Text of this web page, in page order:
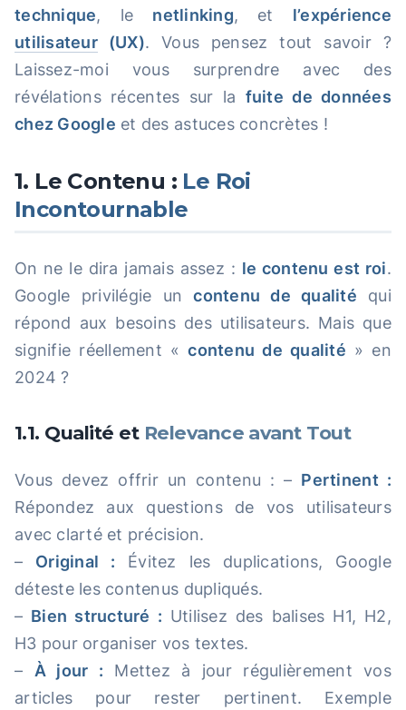
technique, le netlinking, et l’expérience
utilisateur(UX). Vous pensez tout savoir ?
Laissez-moi vous surprendre avec des
révélations récentes sur la fuite de données
chez Google et des astuces concrètes !
1. Le Contenu : Le Roi
Incontournable
On ne le dira jamais assez : le contenu est roi.
Google privilégie uncontenu de qualité qui
répond aux besoins des utilisateurs. Mais que
signifie réellement «contenu de qualité » en
2024 ?
1.1. Qualité et Relevance avant Tout
Vous devez offrir un contenu : – Pertinent :
Répondez aux questions de vos utilisateurs
avec clarté et précision.
– Original : Évitez les duplications, Google
déteste les contenus dupliqués.
– Bien structuré : Utilisez des balises H1, H2,
H3 pour organiser vos textes.
– À jour : Mettez à jour régulièrement vos
articles pour rester pertinent. Exemple